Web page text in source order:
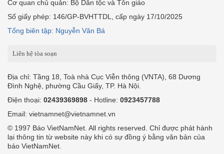
Cơ quan chủ quản: Bộ Dân tộc và Tôn giáo
Số giấy phép: 146/GP-BVHTTDL, cấp ngày 17/10/2025
Tổng biên tập: Nguyễn Văn Bá
Liên hệ tòa soạn
Địa chỉ: Tầng 18, Toà nhà Cục Viễn thông (VNTA), 68 Dương
Đình Nghệ, phường Cầu Giấy, TP. Hà Nội.
Điện thoại: 02439369898 - Hotline: 0923457788
Email: vietnamnet@vietnamnet.vn
© 1997 Báo VietNamNet. All rights reserved. Chỉ được phát hành
lại thông tin từ website này khi có sự đồng ý bằng văn bản của
báo VietNamNet.